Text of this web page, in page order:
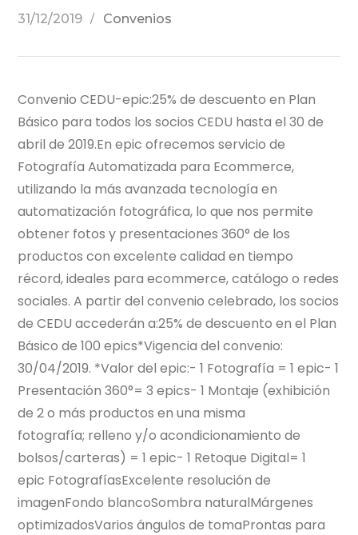
31/12/2019 Convenios
Convenio CEDU-epic:25% de descuento en Plan
Básico para todos los socios CEDU hasta el 30 de
abril de 2019.En epic ofrecemos servicio de
Fotografía Automatizada para Ecommerce,
utilizando la más avanzada tecnología en
automatización fotográfica, lo que nos permite
obtener fotos y presentaciones 360° de los
productos con excelente calidad en tiempo
récord, ideales para ecommerce, catálogo o redes
sociales. A partir del convenio celebrado, los socios
de CEDU accederán a:25% de descuento en el Plan
Básico de 100 epics*Vigencia del convenio:
30/04/2019. *Valor del epic:- 1 Fotografía = 1 epic- 1
Presentación 360°= 3 epics- 1 Montaje (exhibición
de 2 o más productos en una misma
fotografía; relleno y/o acondicionamiento de
bolsos/carteras) = 1 epic- 1 Retoque Digital= 1
epic FotografíasExcelente resolución de
imagenFondo blancoSombra naturalMárgenes
optimizadosVarios ángulos de tomaProntas para